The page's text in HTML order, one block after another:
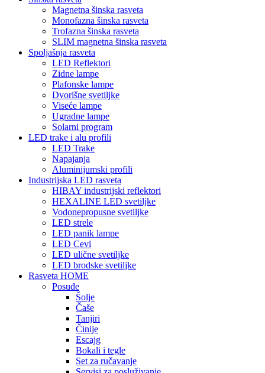
Magnetna šinska rasveta
Monofazna šinska rasveta
Trofazna šinska rasveta
SLIM magnetna šinska rasveta
Spoljašnja rasveta
LED Reflektori
Zidne lampe
Plafonske lampe
Dvorišne svetiljke
Viseće lampe
Ugradne lampe
Solarni program
LED trake i alu profili
LED Trake
Napajanja
Aluminijumski profili
Industrijska LED rasveta
HIBAY industrijski reflektori
HEXALINE LED svetiljke
Vodonepropusne svetiljke
LED strele
LED panik lampe
LED Cevi
LED ulične svetiljke
LED brodske svetiljke
Rasveta HOME
Posuđe
Šolje
Čaše
Tanjiri
Činije
Escajg
Bokali i tegle
Set za ručavanje